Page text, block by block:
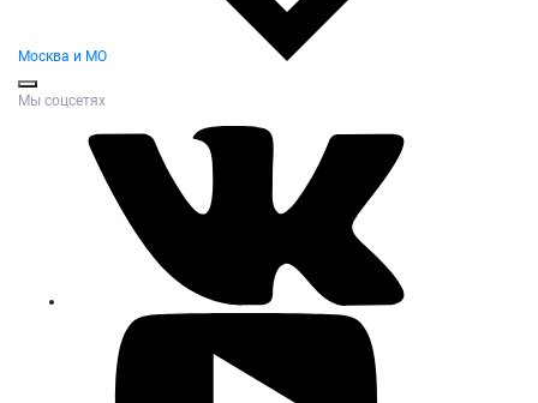
Москва и МО
Мы соцсетях